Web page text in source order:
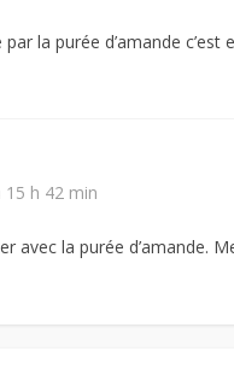
la purée d’amande c’est
h 42 min
avec la purée d’amande.